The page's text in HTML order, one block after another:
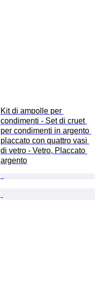
Kit di ampolle per
condimenti - Set di cruet
per condimenti in argento
placcato con quattro vasi
di vetro - Vetro, Placcato
argento